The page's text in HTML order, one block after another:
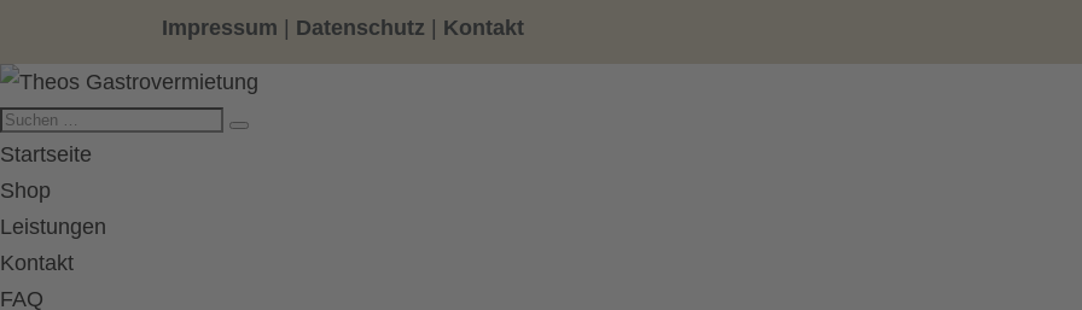
Impressum | Datenschutz | Kontakt
Startseite
Shop
Leistungen
Kontakt
FAQ